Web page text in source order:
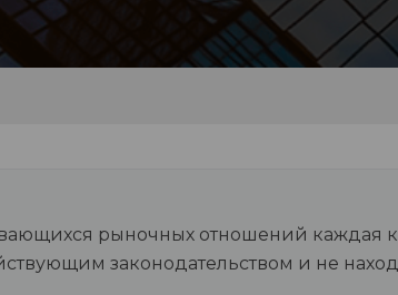
рыночных отношений каждая
законодательством и не